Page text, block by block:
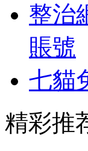
整治
賬號
七貓
精彩推